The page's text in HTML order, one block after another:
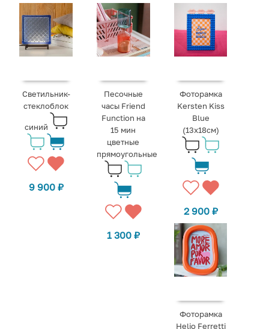
Светильник-
стеклоблок
синий
9 900 ₽
Песочные
часы Friend
Function на
15 мин
цветные
прямоугольные
1 300 ₽
Фоторамка
Kersten Kiss
Blue
(13x18см)
2 900 ₽
Фоторамка
Helio Ferretti